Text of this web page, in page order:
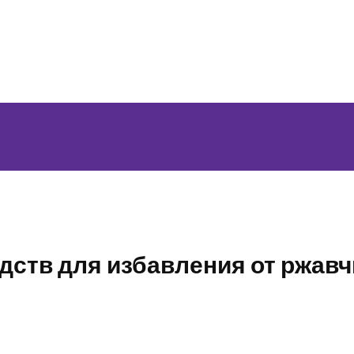
для избавления от